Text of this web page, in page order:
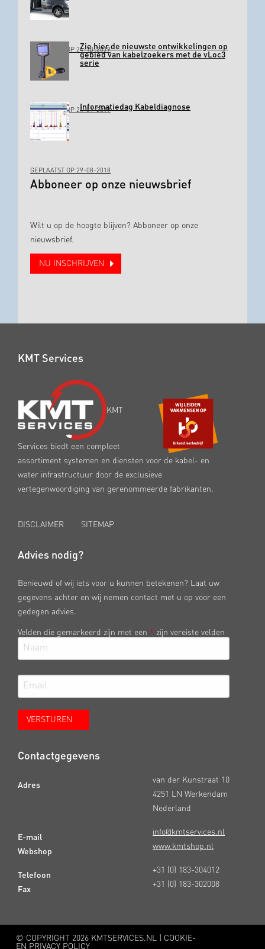
GEPLAATST OP 24-10-2019Zie hier de nieuwste ontwikkelingen op
gebied van kabelzoekers met de vLoc3
serie
GEPLAATST OP 24-01-2019Informatiedag Kabeldiagnose
GEPLAATST OP 29-08-2018
Abboneer op onze nieuwsbrief
Wilt u op de hoogte blijven? Abboneer op onze
nieuwsbrief.
NU INSCHRIJVEN
KMT Services
KMT
Services biedt een compleet
assortiment systemen en diensten voor de kabel- en
water infrastructuur door de exclusieve
vertegenwoordiging van gerenommeerde fabrikanten.
DISCLAIMER SITEMAP
Advies nodig?
Benieuwd of wij iets voor u kunnen betekenen? Laat uw
gegevens achter en wij nemen contact met u op voor een
gedegen advies.
Velden die gemarkeerd zijn met een * zijn vereiste velden
Contactgegevens
Adres
E-mail
Webshop
Telefoon
Fax
van der Kunstraat 10
4251 LN Werkendam
Nederland
info@kmtservices.nl
www.kmtshop.nl
+31 (0) 183-304012
+31 (0) 183-302008
© COPYRIGHT 2026 KMTSERVICES.NL | COOKIE-
EN PRIVACY POLICY